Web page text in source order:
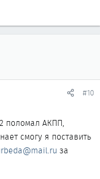
#10
поломал АКПП,
смогу я поставить
за